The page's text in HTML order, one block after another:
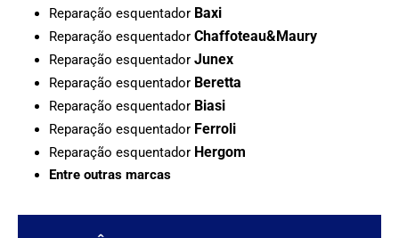
Reparação esquentador Baxi
Reparação esquentador Chaffoteau&Maury
Reparação esquentador Junex
Reparação esquentador Beretta
Reparação esquentador Biasi
Reparação esquentador Ferroli
Reparação esquentador Hergom
Entre outras marcas